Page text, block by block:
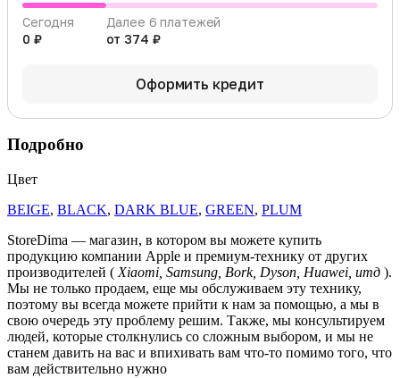
Сегодня
0 ₽
Далее 6 платежей
от 374 ₽
Оформить кредит
Подробно
Цвет
BEIGE, BLACK, DARK BLUE, GREEN, PLUM
StoreDima — магазин, в котором вы можете купить
продукцию компании Apple и премиум-технику от других
производителей ( Xiaomi, Samsung, Bork, Dyson, Huawei, итд ).
Мы не только продаем, еще мы обслуживаем эту технику,
поэтому вы всегда можете прийти к нам за помощью, а мы в
свою очередь эту проблему решим. Также, мы консультируем
людей, которые столкнулись со сложным выбором, и мы не
станем давить на вас и впихивать вам что-то помимо того, что
вам действительно нужно